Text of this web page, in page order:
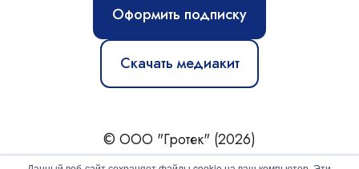
Оформить подписку
Скачать медиакит
© ООО "Гротек" (2026)
Новости|Статьи|Обзоры|Журнал|О нас